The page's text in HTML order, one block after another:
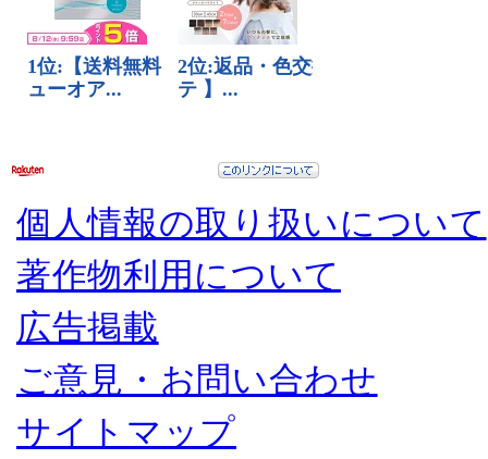
個人情報の取り扱いについて
著作物利用について
広告掲載
ご意見・お問い合わせ
サイトマップ